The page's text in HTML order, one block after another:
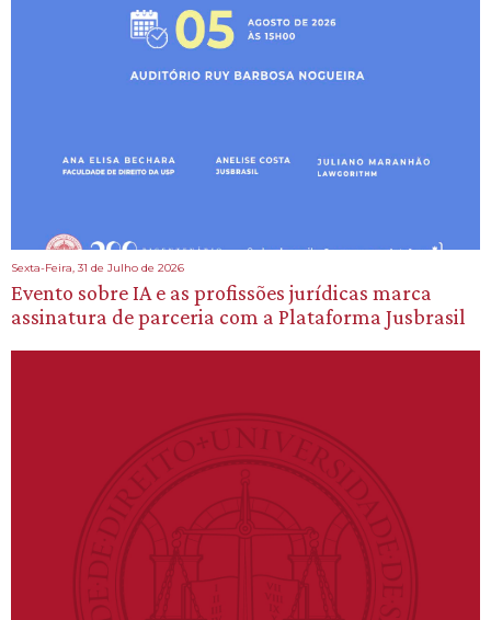
Sexta-Feira, 31 de Julho de 2026
Evento sobre IA e as profissões jurídicas marca
assinatura de parceria com a Plataforma Jusbrasil